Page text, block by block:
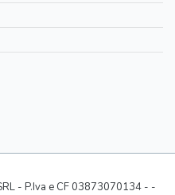
- P.Iva e CF 03873070134 - -